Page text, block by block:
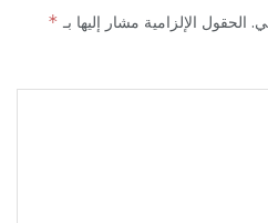
الحقول الإلزامية مشار إليها بـ *